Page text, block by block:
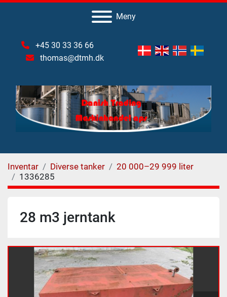
Meny
+45 30 33 36 66
thomas@dtmh.dk
Inventar Diverse tanker
20 000–29 999 liter
1336285
28 m3 jerntank